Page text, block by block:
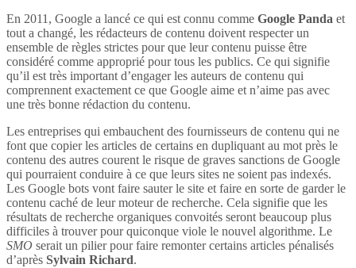
En 2011, Google a lancé ce qui est connu comme Google Panda et
tout a changé, les rédacteurs de contenu doivent respecter un
ensemble de règles strictes pour que leur contenu puisse être
considéré comme approprié pour tous les publics. Ce qui signifie
qu’il est très important d’engager les auteurs de contenu qui
comprennent exactement ce que Google aime et n’aime pas avec
une très bonne rédaction du contenu.
Les entreprises qui embauchent des fournisseurs de contenu qui ne
font que copier les articles de certains en dupliquant au mot près le
contenu des autres courent le risque de graves sanctions de Google
qui pourraient conduire à ce que leurs sites ne soient pas indexés.
Les Google bots vont faire sauter le site et faire en sorte de garder le
contenu caché de leur moteur de recherche. Cela signifie que les
résultats de recherche organiques convoités seront beaucoup plus
difficiles à trouver pour quiconque viole le nouvel algorithme. Le
SMO serait un pilier pour faire remonter certains articles pénalisés
d’après Sylvain Richard.